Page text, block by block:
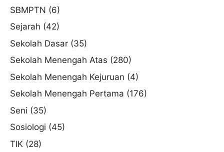
SBMPTN (6)
Sejarah (42)
Sekolah Dasar (35)
Sekolah Menengah Atas (280)
Sekolah Menengah Kejuruan (4)
Sekolah Menengah Pertama (176)
Seni (35)
Sosiologi (45)
TIK (28)